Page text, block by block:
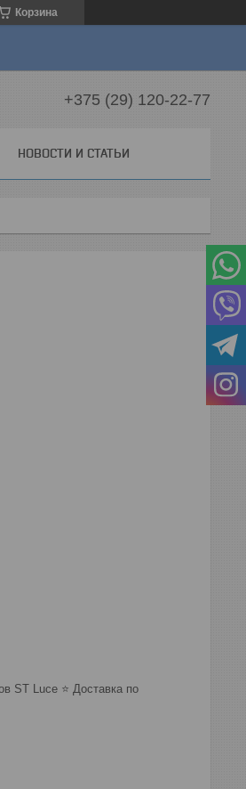
Корзина
+375 (29) 120-22-77
НОВОСТИ И СТАТЬИ
ST Luce ⭐️ Доставка по